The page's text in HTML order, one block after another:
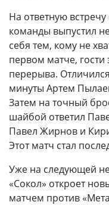
На ответную
команды выпустил
себя тем, кому не
первом матче,
перерыва.
минуты Артем
Затем на точный
шайбой ответил
Павел Жирнов и
Этот матч стал
Уже на следующей
«Сокол» откроет
матчем против